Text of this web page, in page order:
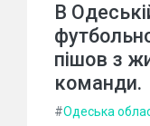
В
пішов з
команди.
#Одеська